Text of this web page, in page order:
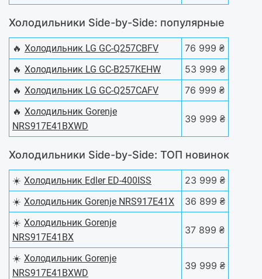
Холодильники Side-by-Side: популярные
🔥 Холодильник LG GC-Q257CBFV
76 999 ₴
🔥 Холодильник LG GC-B257KEHW
53 999 ₴
🔥 Холодильник LG GC-Q257CAFV
76 999 ₴
🔥 Холодильник Gorenje
NRS917E41BXWD
39 999 ₴
Холодильники Side-by-Side: ТОП новинок
☀️ Холодильник Edler ED-400ISS
23 999 ₴
☀️ Холодильник Gorenje NRS917E41X
36 899 ₴
☀️ Холодильник Gorenje
NRS917E41BX
37 899 ₴
☀️ Холодильник Gorenje
NRS917E41BXWD
39 999 ₴